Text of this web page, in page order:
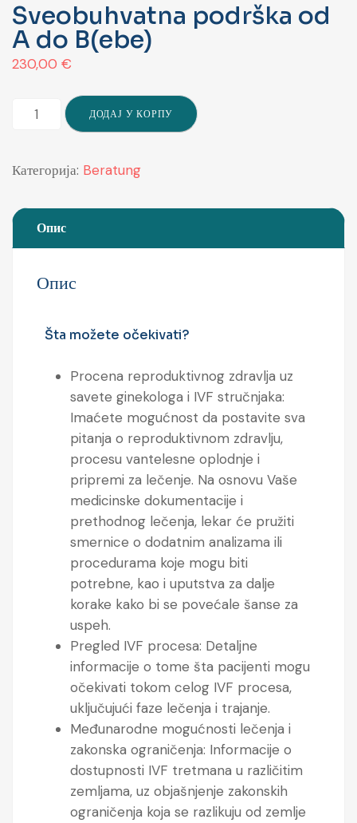
Sveobuhvatna podrška od
A do B(ebe)
230,00 €
ДОДАЈ У КОРПУ
Категорија: Beratung
Опис
Опис
Šta možete očekivati?
Procena reproduktivnog zdravlja uz
savete ginekologa i IVF stručnjaka:
Imaćete mogućnost da postavite sva
pitanja o reproduktivnom zdravlju,
procesu vantelesne oplodnje i
pripremi za lečenje. Na osnovu Vaše
medicinske dokumentacije i
prethodnog lečenja, lekar će pružiti
smernice o dodatnim analizama ili
procedurama koje mogu biti
potrebne, kao i uputstva za dalje
korake kako bi se povećale šanse za
uspeh.
Pregled IVF procesa: Detaljne
informacije o tome šta pacijenti mogu
očekivati tokom celog IVF procesa,
uključujući faze lečenja i trajanje.
Međunarodne mogućnosti lečenja i
zakonska ograničenja: Informacije o
dostupnosti IVF tretmana u različitim
zemljama, uz objašnjenje zakonskih
ograničenja koja se razlikuju od zemlje